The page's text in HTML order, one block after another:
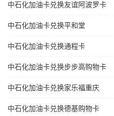
中石化加油卡兑换友谊阿波罗卡
中石化加油卡兑换平和堂
中石化加油卡兑换通程卡
中石化加油卡兑换步步高购物卡
中石化加油卡兑换家乐福重庆
中石化加油卡兑换德基购物卡